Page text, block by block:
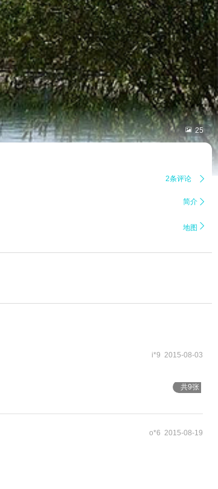
 25
2条评论 
简介 
地图 
i*9 2015-08-03
共9张
o*6 2015-08-19